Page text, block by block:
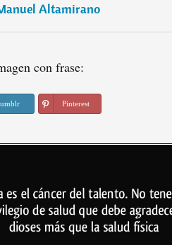
Altamirano
con frase:
Pinterest